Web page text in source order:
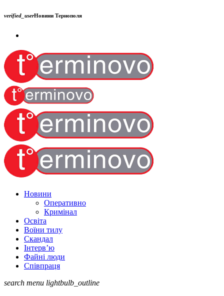
verified_userНовини Тернополя
Новини
Оперативно
Кримінал
Освіта
Воїни тилу
Скандал
Інтерв’ю
Файні люди
Співпраця
search menu lightbulb_outline